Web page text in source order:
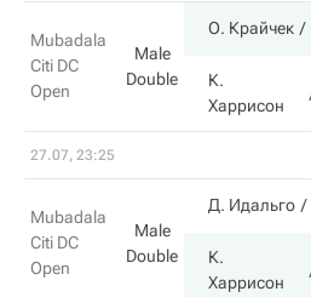
Mubadala
Citi DC
Open
Male
Double
О. Крайчек
К.
Харрисон
27.07, 23:25
Mubadala
Citi DC
Open
Male
Double
Д. Идальго
К.
Харрисон